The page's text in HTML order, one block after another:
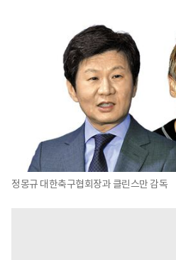
정몽규 대한축구협회장과 클린스만 감독